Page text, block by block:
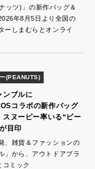
ッツ)」の新作バッグ＆
年8月5日より全国の
ーしまむらとオンライ
(PEANUTS)
ンブルに
コラボの新作バッグ
スヌーピー率いる“ビー
目印
、雑貨＆ファッションの
」から、アウトドアブラ
ミック